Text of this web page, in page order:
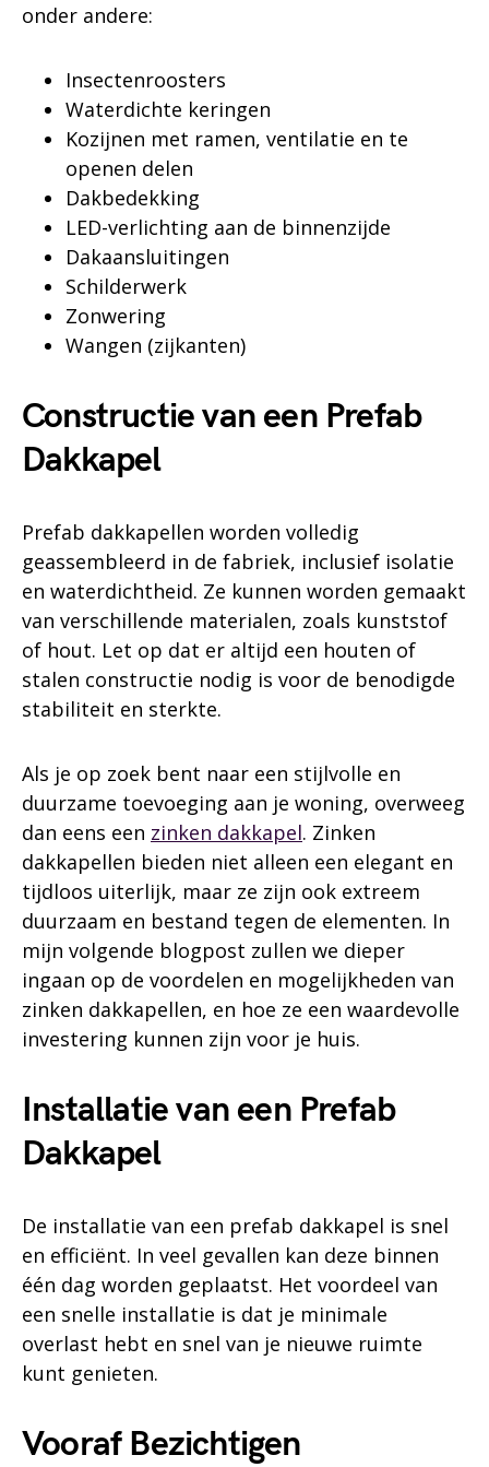
onder andere:
Insectenroosters
Waterdichte keringen
Kozijnen met ramen, ventilatie en te
openen delen
Dakbedekking
LED-verlichting aan de binnenzijde
Dakaansluitingen
Schilderwerk
Zonwering
Wangen (zijkanten)
Constructie van een Prefab
Dakkapel
Prefab dakkapellen worden volledig
geassembleerd in de fabriek, inclusief isolatie
en waterdichtheid. Ze kunnen worden gemaakt
van verschillende materialen, zoals kunststof
of hout. Let op dat er altijd een houten of
stalen constructie nodig is voor de benodigde
stabiliteit en sterkte.
Als je op zoek bent naar een stijlvolle en
duurzame toevoeging aan je woning, overweeg
dan eens een zinken dakkapel. Zinken
dakkapellen bieden niet alleen een elegant en
tijdloos uiterlijk, maar ze zijn ook extreem
duurzaam en bestand tegen de elementen. In
mijn volgende blogpost zullen we dieper
ingaan op de voordelen en mogelijkheden van
zinken dakkapellen, en hoe ze een waardevolle
investering kunnen zijn voor je huis.
Installatie van een Prefab
Dakkapel
De installatie van een prefab dakkapel is snel
en efficiënt. In veel gevallen kan deze binnen
één dag worden geplaatst. Het voordeel van
een snelle installatie is dat je minimale
overlast hebt en snel van je nieuwe ruimte
kunt genieten.
Vooraf Bezichtigen